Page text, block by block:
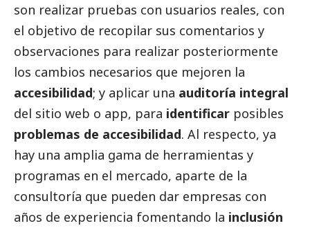
son realizar pruebas con usuarios reales, con
el objetivo de recopilar sus comentarios y
observaciones para realizar posteriormente
los cambios necesarios que mejoren la
accesibilidad; y aplicar una auditoría integral
del sitio web o app, para identificar posibles
problemas de accesibilidad. Al respecto, ya
hay una amplia gama de herramientas y
programas en el mercado, aparte de la
consultoría que pueden dar empresas con
años de experiencia fomentando la inclusión